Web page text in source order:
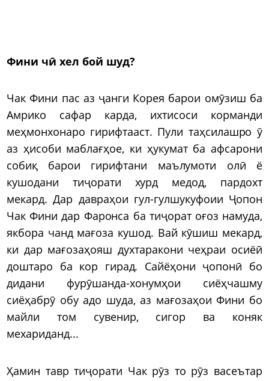
Фини чӣ хел бой шуд?
Чак Фини пас аз ҷанги Корея барои омӯзиш ба
Амрико сафар карда, ихтисоси корманди
меҳмонхонаро гирифтааст. Пули таҳсилашро ӯ
аз ҳисоби маблағҳое, ки ҳукумат ба афсарони
собиқ барои гирифтани маълумоти олӣ ё
кушодани тиҷорати хурд медод, пардохт
мекард. Дар давраҳои гул-гулшукуфоии Ҷопон
Чак Фини дар Фаронса ба тиҷорат оғоз намуда,
якбора чанд мағоза кушод. Вай кӯшиш мекард,
ки дар мағозаҳояш духтаракони чеҳраи осиёӣ
доштаро ба кор гирад. Сайёҳони ҷопонӣ бо
дидани фурӯшанда-хонумҳои сиёҳчашму
сиёҳабрӯ обу адо шуда, аз мағозаҳои Фини бо
майли том сувенир, сигор ва коняк
мехариданд...
Ҳамин тавр тиҷорати Чак рӯз то рӯз васеътар